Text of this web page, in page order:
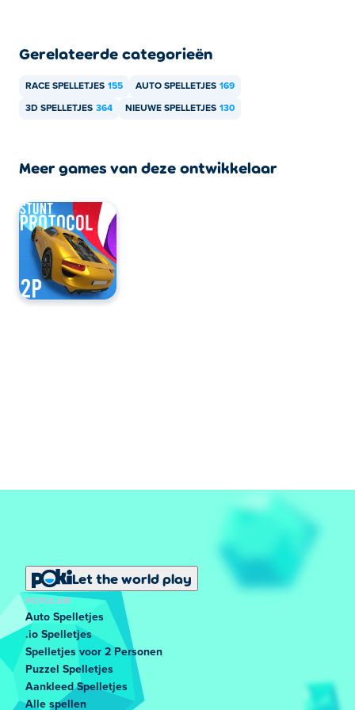
Gerelateerde categorieën
RACE SPELLETJES 155 AUTO SPELLETJES 169
3D SPELLETJES 364 NIEUWE SPELLETJES 130
Meer games van deze ontwikkelaar
Let the world play
POPULAIR
Auto Spelletjes
.io Spelletjes
Spelletjes voor 2 Personen
Puzzel Spelletjes
Aankleed Spelletjes
Alle spellen